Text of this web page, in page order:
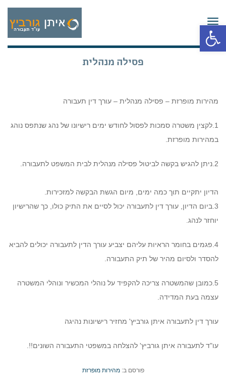
פתח סרגל נגישות
תפריט
פסילה מנהלית
מהירות מופרזת – פסילה מנהלית – עורך דין תעבורה
1.לקצין משטרה סמכות לפסול לחודש ימים רישיונו של נהג שנתפס נוהג
במהירות מופרזת.
2.ניתן להגיש בקשה לביטול פסילה מנהלית לבית המשפט לתעבורה.
הדיון יתקיים תוך כמה ימים, מיום הגשת הבקשה למזכירות.
3.ביום הדיון, עורך דין לתעבורה יכול לסיים את התיק כולו, כך שהרישיון
יוחזר לנהג.
4.פגמים בחומר הראיות עליהם יצביע עורך הדין לתעבורה יכולים להביא
להסדר ולסיום מהיר של תיק התעבורה.
5.כמובן שהמשטרה צריכה להקפיד על נוהלי המכשיר ונוהלי המשטרה
עצמה בעת המדידה.
עורך דין לתעבורה איתן גורביץ' מחזיר רישיונות נהיגה
עו"ד לתעבורה איתן גורביץ' להצלחה במשפטי התעבורה השונים!!.
פורסם ב:מהירות מופרזת